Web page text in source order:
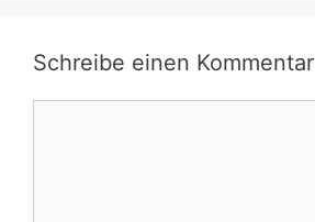
Schreibe einen Kommentar